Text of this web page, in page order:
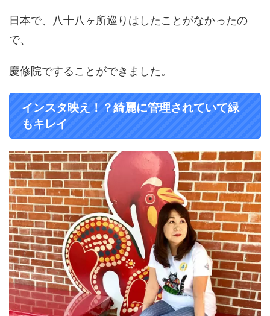
日本で、八十八ヶ所巡りはしたことがなかったの
で、
慶修院ですることができました。
インスタ映え！？綺麗に管理されていて緑
もキレイ